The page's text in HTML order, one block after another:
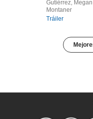
Gutiérrez, Megan
Montaner
Tráiler